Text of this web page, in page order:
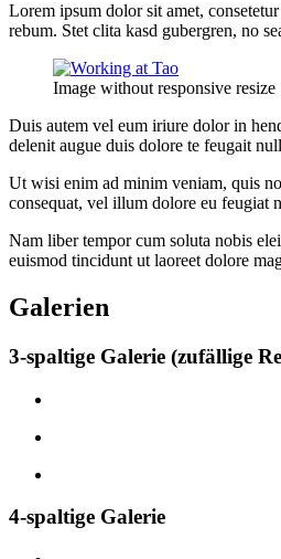
Lorem ipsum dolor sit amet,
rebum. Stet clita kasd gubergren, no
Image without responsive resize
Duis autem vel eum iriure dolor in
delenit augue duis dolore te feugait
Ut wisi enim ad minim veniam, quis
consequat, vel illum dolore eu feugiat
Nam liber tempor cum soluta nobis
euismod tincidunt ut laoreet dolore
Galerien
3-spaltige Galerie (zufällige
4-spaltige Galerie